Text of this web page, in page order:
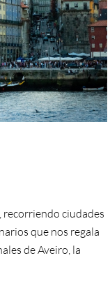
recorriendo ciudades
que nos regala
de Aveiro, la